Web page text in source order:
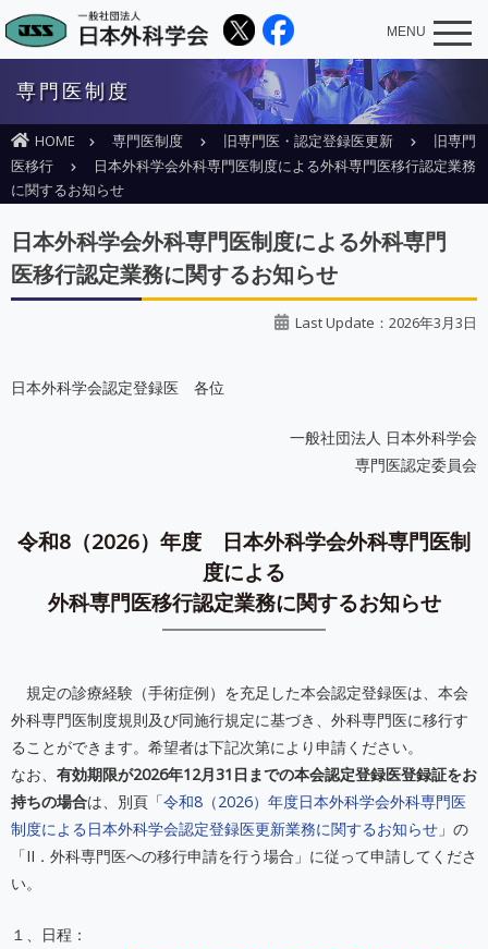
MENU
専門医制度
HOME 専門医制度 旧専門医・認定登録医更新
旧専門
医移行
日本外科学会外科専門医制度による外科専門医移行認定業務
に関するお知らせ
日本外科学会外科専門医制度による外科専門
医移行認定業務に関するお知らせ
Last Update：2026年3月3日
日本外科学会認定登録医 各位
一般社団法人 日本外科学会
専門医認定委員会
令和8（2026）年度 日本外科学会外科専門医制
度による
外科専門医移行認定業務に関するお知らせ
規定の診療経験（手術症例）を充足した本会認定登録医は、本会
外科専門医制度規則及び同施行規定に基づき、外科専門医に移行す
ることができます。希望者は下記次第により申請ください。
なお、 有効期限が2026年12月31日までの本会認定登録医登録証をお
持ちの場合は、別頁「令和8（2026）年度日本外科学会外科専門医
制度による日本外科学会認定登録医更新業務に関するお知らせ 」の
「II．外科専門医への移行申請を行う場合」に従って申請してくださ
い。
１、日程：